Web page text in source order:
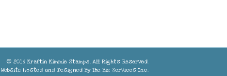
© 2016 Kraftin Kimmie Stamps. All Rights Reserved.
Website Hosted and Designed By The Biz Services Inc.